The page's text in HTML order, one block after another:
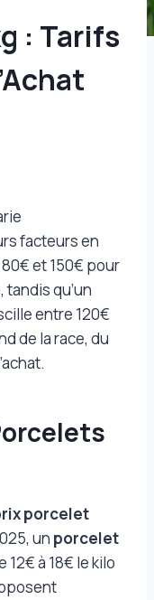
: Tarifs
facteurs en
et 150€ pour
qu’un
entre 120€
de la race, du
porcelet
un porcelet
à 18€ le kilo